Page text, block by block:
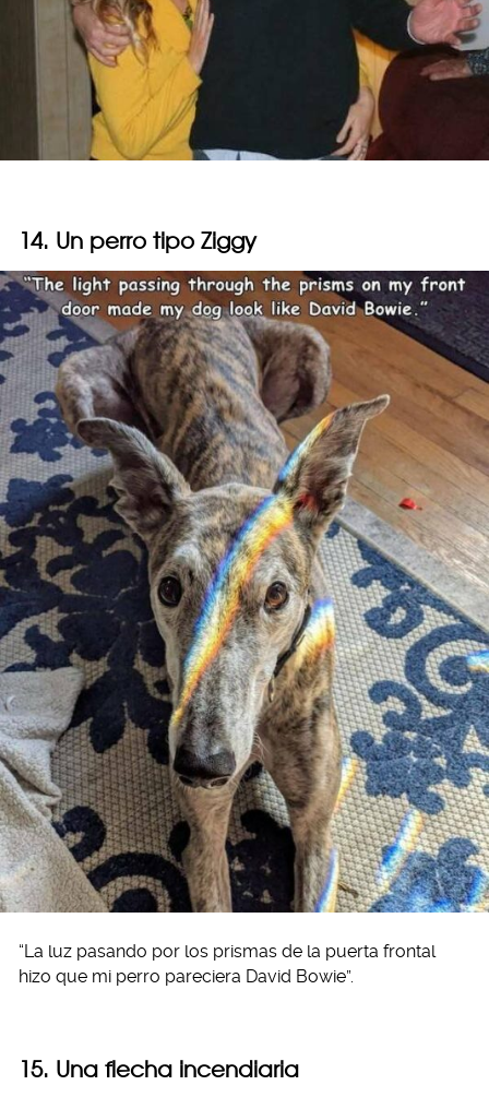
14. Un perro tipo Ziggy
“La luz pasando por los prismas de la puerta frontal
hizo que mi perro pareciera David Bowie”.
15. Una flecha incendiaria